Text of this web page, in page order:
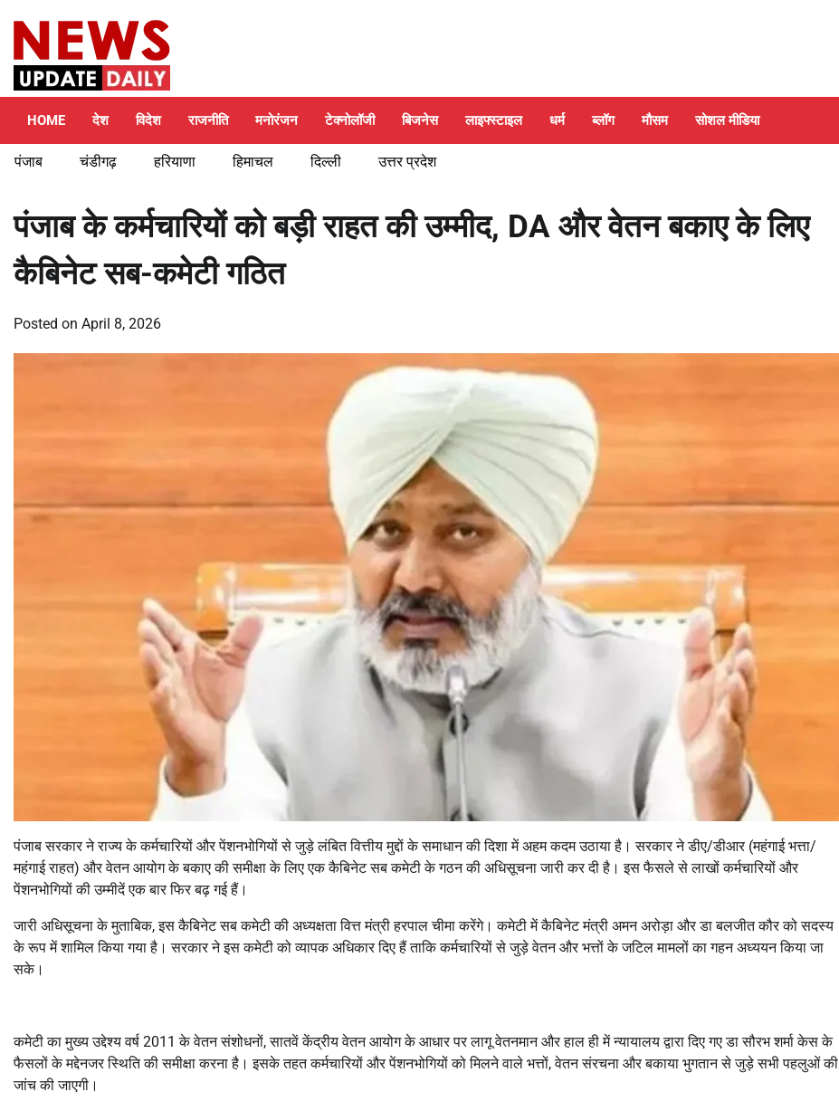
content
HOME देश विदेश राजनीति मनोरंजन टेक्नोलॉजी बिजनेस लाइफ्स्टाइल धर्म ब्लॉग मौसम सोशल मीडिया
पंजाब चंडीगढ़ हरियाणा हिमाचल दिल्ली उत्तर प्रदेश
पंजाब के कर्मचारियों को बड़ी राहत की उम्मीद, DA और वेतन बकाए के लिए
कैबिनेट सब-कमेटी गठित
Posted on April 8, 2026
पंजाब सरकार ने राज्य के कर्मचारियों और पेंशनभोगियों से जुड़े लंबित वित्तीय मुद्दों के समाधान की दिशा में अहम कदम उठाया है। सरकार ने डीए/डीआर (महंगाई भत्ता/
महंगाई राहत) और वेतन आयोग के बकाए की समीक्षा के लिए एक कैबिनेट सब कमेटी के गठन की अधिसूचना जारी कर दी है। इस फैसले से लाखों कर्मचारियों और
पेंशनभोगियों की उम्मीदें एक बार फिर बढ़ गई हैं।
जारी अधिसूचना के मुताबिक, इस कैबिनेट सब कमेटी की अध्यक्षता वित्त मंत्री हरपाल चीमा करेंगे। कमेटी में कैबिनेट मंत्री अमन अरोड़ा और डा बलजीत कौर को सदस्य
के रूप में शामिल किया गया है। सरकार ने इस कमेटी को व्यापक अधिकार दिए हैं ताकि कर्मचारियों से जुड़े वेतन और भत्तों के जटिल मामलों का गहन अध्ययन किया जा
सके।
कमेटी का मुख्य उद्देश्य वर्ष 2011 के वेतन संशोधनों, सातवें केंद्रीय वेतन आयोग के आधार पर लागू वेतनमान और हाल ही में न्यायालय द्वारा दिए गए डा सौरभ शर्मा केस के
फैसलों के मद्देनजर स्थिति की समीक्षा करना है। इसके तहत कर्मचारियों और पेंशनभोगियों को मिलने वाले भत्तों, वेतन संरचना और बकाया भुगतान से जुड़े सभी पहलुओं की
जांच की जाएगी।